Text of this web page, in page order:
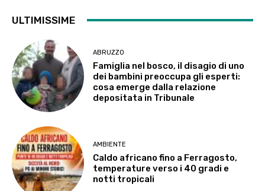
ULTIMISSIME
ABRUZZO
Famiglia nel bosco, il disagio di uno
dei bambini preoccupa gli esperti:
cosa emerge dalla relazione
depositata in Tribunale
AMBIENTE
Caldo africano fino a Ferragosto,
temperature verso i 40 gradi e
notti tropicali